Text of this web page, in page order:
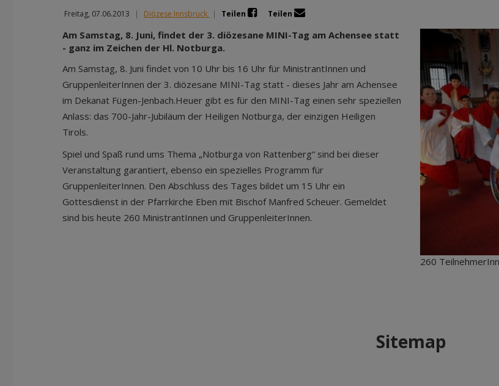
Freitag, 07.06.2013 | Diözese Innsbruck | Teilen Teilen
Am Samstag, 8. Juni, findet der 3. diözesane MINI-Tag am Achensee statt
- ganz im Zeichen der Hl. Notburga.
Am Samstag, 8. Juni findet von 10 Uhr bis 16 Uhr für MinistrantInnen und
GruppenleiterInnen der 3. diözesane MINI-Tag statt - dieses Jahr am Achensee
im Dekanat Fügen-Jenbach.Heuer gibt es für den MINI-Tag einen sehr speziellen
Anlass: das 700-Jahr-Jubiläum der Heiligen Notburga, der einzigen Heiligen
Tirols.
Spiel und Spaß rund ums Thema „Notburga von Rattenberg“ sind bei dieser
Veranstaltung garantiert, ebenso ein spezielles Programm für
GruppenleiterInnen. Den Abschluss des Tages bildet um 15 Uhr ein
Gottesdienst in der Pfarrkirche Eben mit Bischof Manfred Scheuer. Gemeldet
sind bis heute 260 MinistrantInnen und GruppenleiterInnen.
260
Sitemap